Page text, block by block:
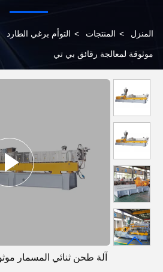
المنزل > المنتجات > التوأم برغي الطارد
موثوقة لمعالجة رقائق بي تي
آلة طحن ثنائي المسمار